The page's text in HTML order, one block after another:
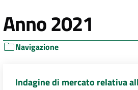
Anno 2021
Navigazione
Indagine di mercato relativa